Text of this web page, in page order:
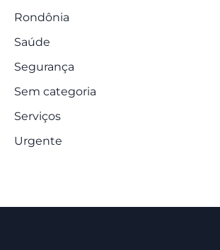
Rondônia
Saúde
Segurança
Sem categoria
Serviços
Urgente